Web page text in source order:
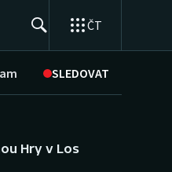
ČT
SLEDOVAT
Hry v Los